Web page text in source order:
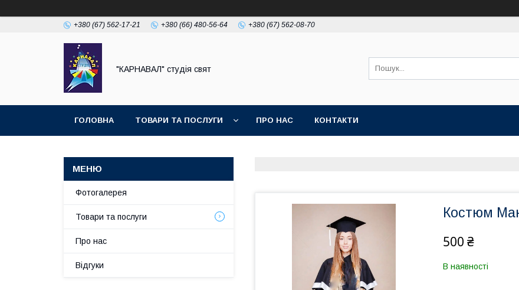
+380 (67) 562-17-21 +380 (66) 480-56-64 +380 (67) 562-08-70
"КАРНАВАЛ" студія свят
ГОЛОВНА ТОВАРИ ТА ПОСЛУГИ ПРО НАС КОНТАКТИ
Костюм
500 ₴
В наявності
Фотогалерея
Товари та послуги
Про нас
Відгуки